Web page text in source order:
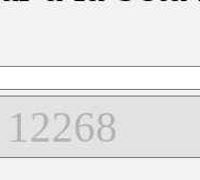
12268